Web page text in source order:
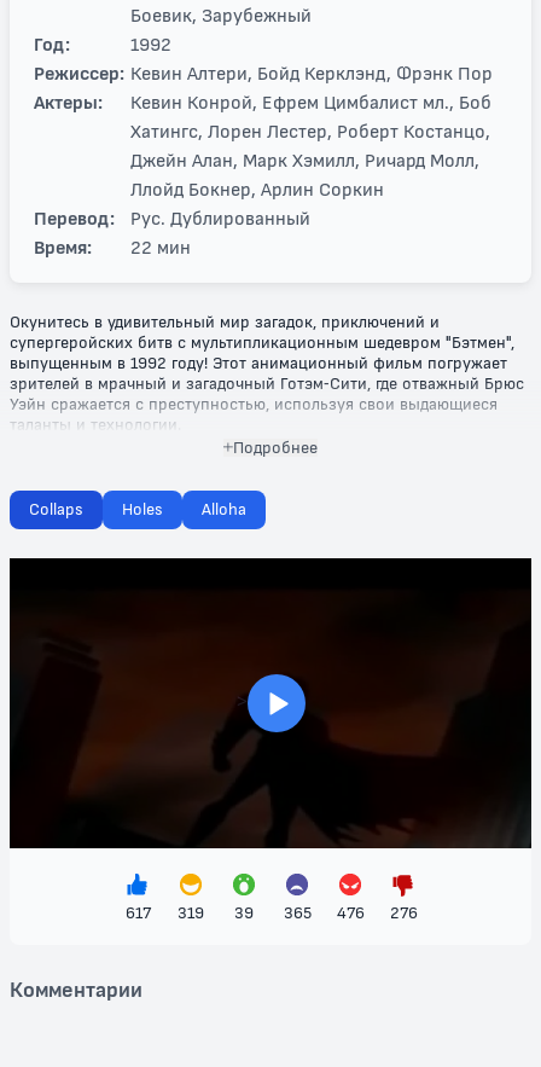
Боевик, Зарубежный
Год:
1992
Режиссер: Кевин Алтери, Бойд Керклэнд, Фрэнк Пор
Актеры:
Кевин Конрой, Ефрем Цимбалист мл., Боб
Хатингс, Лорен Лестер, Роберт Костанцо,
Джейн Алан, Марк Хэмилл, Ричард Молл,
Ллойд Бокнер, Арлин Соркин
Перевод:
Рус. Дублированный
Время:
22 мин
Окунитесь в удивительный мир загадок, приключений и
супергеройских битв с мультипликационным шедевром "Бэтмен",
выпущенным в 1992 году! Этот анимационный фильм погружает
зрителей в мрачный и загадочный Готэм-Сити, где отважный Брюс
Уэйн сражается с преступностью, используя свои выдающиеся
таланты и технологии.
элементы приключений, фантастики и боевика. В этом
увлекательном сюжете вы встретите самых известных врагов
Бэтмена, таких как Джокер и Женщина-кошка, которые создают
идеальным выбором для семейного просмотра. Ищете что-то, что
сможет увлечь всю семью? "Бэтмен" — это именно тот фильм,
который надолго запомнится вам и вашим близким, открывая
дверь в мир супергероев и невероятных приключений. Не упустите
возможность посмотреть этот легендарный мультфильм бесплатно
и насладиться великолепной анимацией и захватывающим
сюжетом!
Подробнее
Collaps Holes Alloha
>
617 319 39 365 476 276
Комментарии